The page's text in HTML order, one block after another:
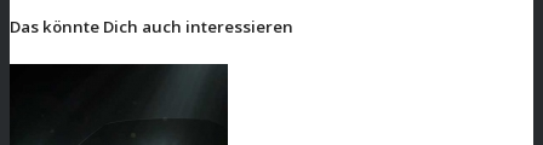
Das könnte Dich auch interessieren